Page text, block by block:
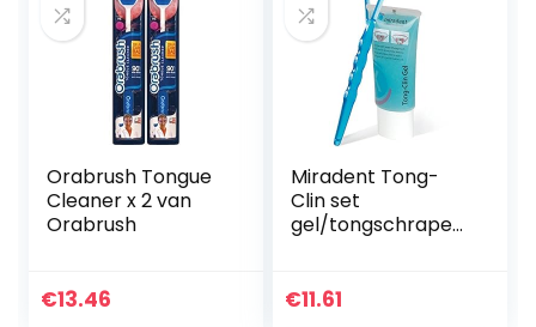
Orabrush Tongue
Cleaner x 2 van
Orabrush
€13.46
Miradent Tong-
Clin set
gel/tongschraper,
€11.61